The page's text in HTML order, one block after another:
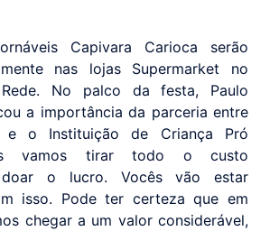
Capivara Carioca serão
nas lojas Supermarket no
No palco da festa, Paulo
a importância da parceria entre
e o Instituição de Criança Pró
vamos tirar todo o custo
o lucro. Vocês vão estar
isso. Pode ter certeza que em
chegar a um valor considerável,